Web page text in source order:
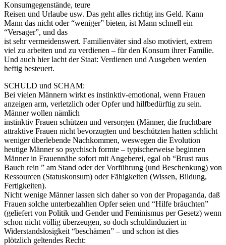
Konsumgegenstände, teure
Reisen und Urlaube usw. Das geht alles richtig ins Geld. Kann
Mann das nicht oder “weniger” bieten, ist Mann schnell ein
“Versager”, und das
ist sehr vermeidenswert. Familienväter sind also motiviert, extrem
viel zu arbeiten und zu verdienen – für den Konsum ihrer Familie.
Und auch hier lacht der Staat: Verdienen und Ausgeben werden
heftig besteuert.
SCHULD und SCHAM:
Bei vielen Männern wirkt es instinktiv-emotional, wenn Frauen
anzeigen arm, verletzlich oder Opfer und hilfbedürftig zu sein.
Männer wollen nämlich
instinktiv Frauen schützen und versorgen (Männer, die fruchtbare
attraktive Frauen nicht bevorzugten und beschützten hatten schlicht
weniger überlebende Nachkommen, weswegen die Evolution
heutige Männer so psychisch formte – typischerweise beginnen
Männer in Frauennähe sofort mit Angeberei, egal ob “Brust raus
Bauch rein ” am Stand oder der Vorführung (und Beschenkung) von
Ressourcen (Statuskonsum) oder Fähigkeiten (Wissen, Bildung,
Fertigkeiten).
Nicht wenige Männer lassen sich daher so von der Propaganda, daß
Frauen solche unterbezahlten Opfer seien und “Hilfe bräuchten”
(geliefert von Politik und Gender und Feminismus per Gesetz) wenn
schon nicht völlig überzeugen, so doch schuldinduziert in
Widerstandslosigkeit “beschämen” – und schon ist dies
plötzlich geltendes Recht: